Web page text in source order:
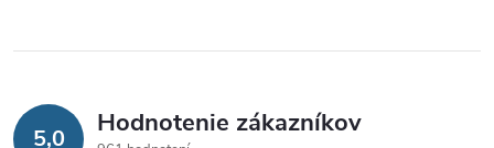
v
5,0 Hodnotenie zákazníkov